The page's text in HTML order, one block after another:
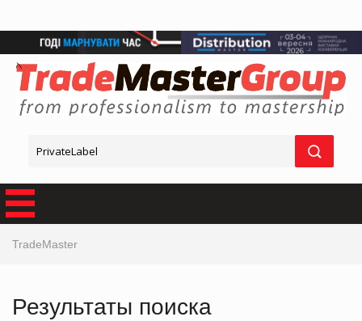
TradeMaster
Результаты поиска